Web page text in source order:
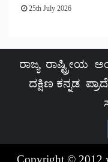
25th July 2026
ರಾಜ್ಯ ರಾಷ್ಟ್ರೀಯ
ದಕ್ಷಿಣ ಕನ್ನಡ